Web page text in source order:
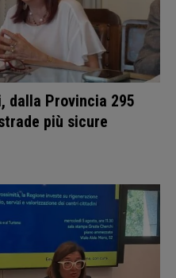
dalla Provincia 295
più sicure